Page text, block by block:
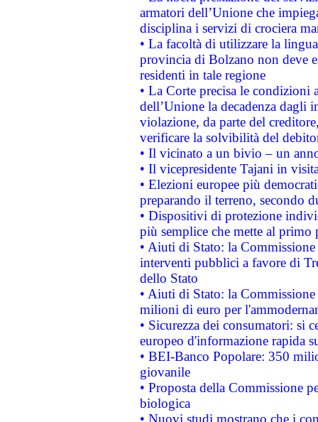
armatori dell’Unione che
disciplina i servizi di crociera
• La facoltà di utilizzare la
provincia di Bolzano non deve
residenti in tale regione
• La Corte precisa le
dell’Unione la decadenza dagli
violazione, da parte del
verificare la solvibilità del
• Il vicinato a un bivio – un
• Il vicepresidente Tajani in
• Elezioni europee più
preparando il terreno, secondo
• Dispositivi di protezione
più semplice che mette al primo
• Aiuti di Stato: la
interventi pubblici a favore di
dello Stato
• Aiuti di Stato: la
milioni di euro per
• Sicurezza dei consumatori: si
europeo d'informazione rapida
• BEI-Banco Popolare: 350
giovanile
• Proposta della Commissione
biologica
• Nuovi studi mostrano che i